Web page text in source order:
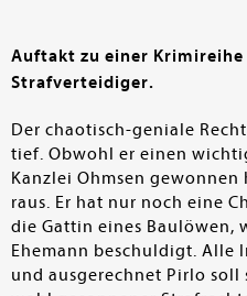
Auftakt zu einer
Strafverteidiger.
Der chaotisch-geniale
tief. Obwohl er einen
Kanzlei Ohmsen
raus. Er hat nur noch eine
die Gattin eines Baulöwen,
Ehemann beschuldigt. Alle
und ausgerechnet Pirlo soll